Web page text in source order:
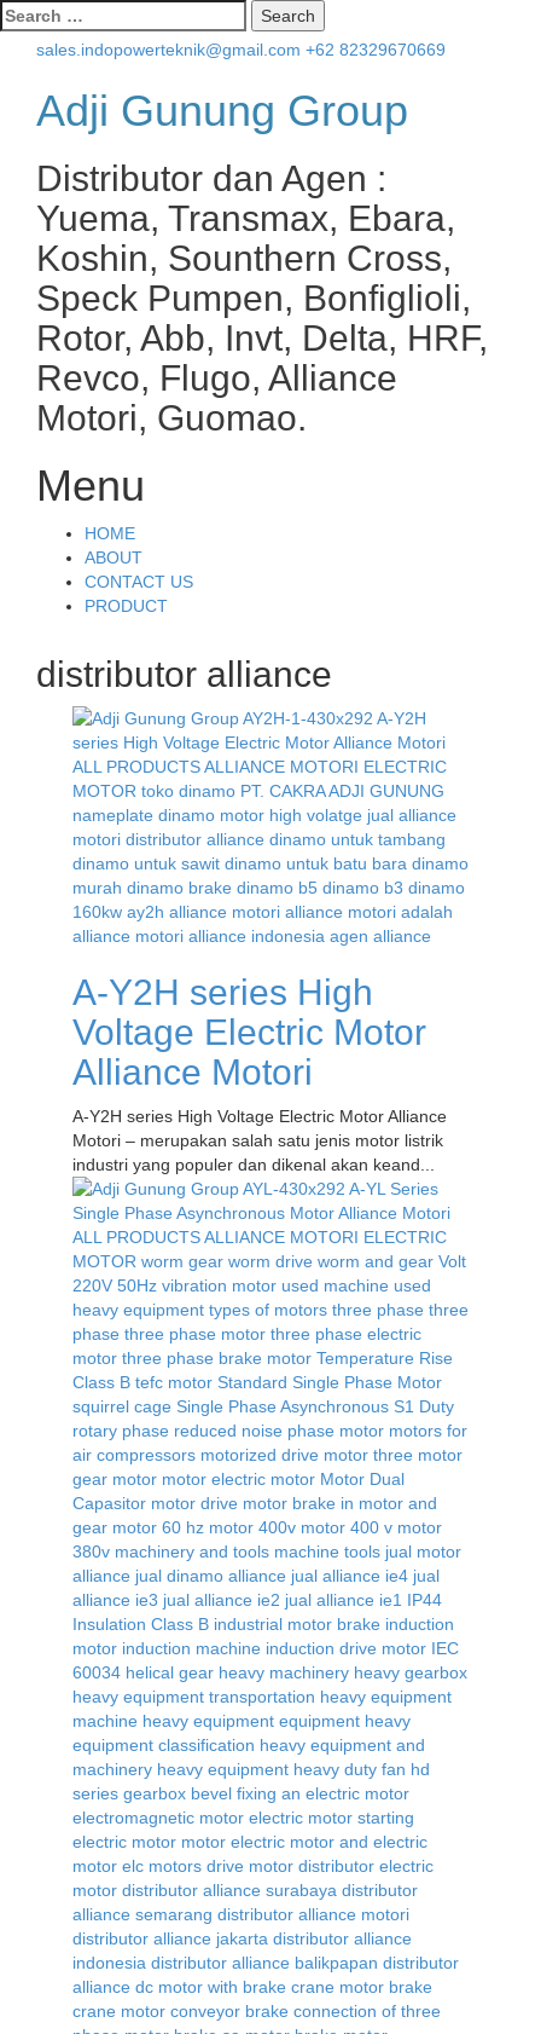
Search
for:
sales.indopowerteknik@gmail.com +62 82329670669
Adji Gunung Group
Distributor dan Agen :
Yuema, Transmax, Ebara,
Koshin, Sounthern Cross,
Speck Pumpen, Bonfiglioli,
Rotor, Abb, Invt, Delta, HRF,
Revco, Flugo, Alliance
Motori, Guomao.
Menu
Skip
content
HOME
ABOUT
CONTACT US
PRODUCT
distributor alliance
A-Y2H series High
Voltage Electric Motor
Alliance Motori
A-Y2H series High Voltage Electric Motor Alliance
Motori – merupakan salah satu jenis motor listrik
industri yang populer dan dikenal akan keand...